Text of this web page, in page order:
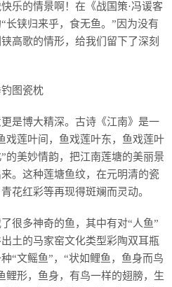
乐的情景啊！在《战国策·冯谖客
长铗归来乎，食无鱼。”因为没有
高歌的情形，给我们留下了深刻
图瓷枕
是博大精深。古诗《江南》是一
戏莲叶间，鱼戏莲叶东，鱼戏莲叶
的美妙情韵，把江南莲塘的美丽景
。这种莲塘鱼纹，在元明清的瓷
花红彩等再现得斑斓而灵动。
很多神奇的鱼，其中有对“人鱼”
土的马家窑文化类型彩陶双耳瓶
“文鳐鱼”，“状如鲤鱼，鱼身而鸟
形，鱼身，有鸟一样的翅膀，生